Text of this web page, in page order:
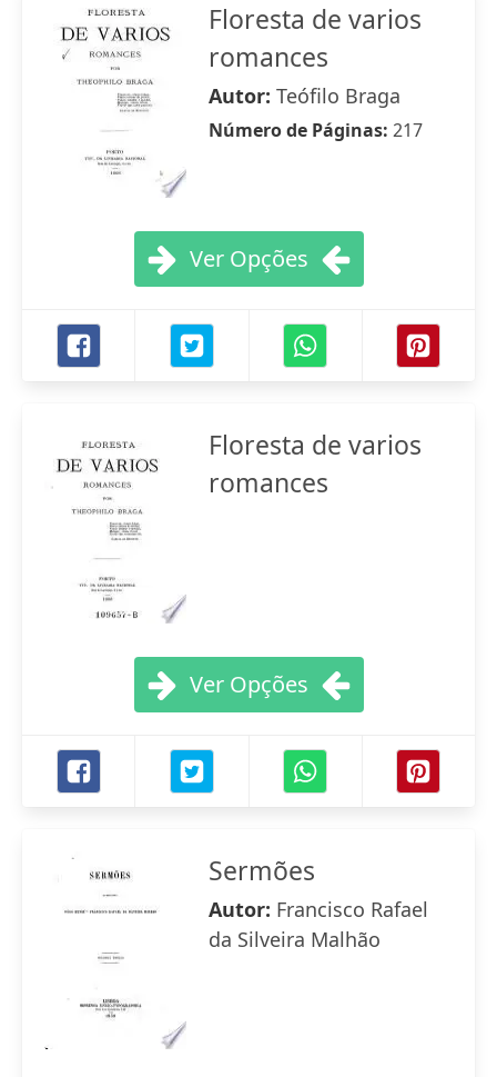
Floresta de varios
romances
Autor: Teófilo Braga
Número de Páginas: 217
Ver Opções
Floresta de varios
romances
Ver Opções
Sermões
Autor: Francisco Rafael
da Silveira Malhão